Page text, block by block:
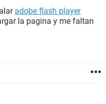
adobe flash player
la pagina y me faltan